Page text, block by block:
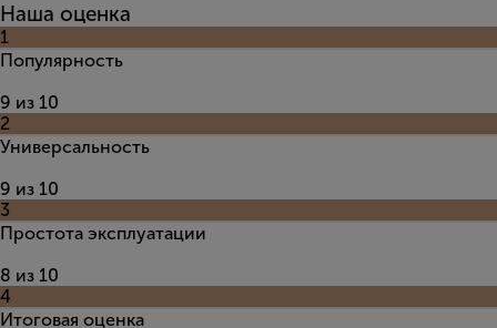
Наша оценка
1
Популярность
9 из 10
2
Универсальность
9 из 10
3
Простота эксплуатации
8 из 10
4
Итоговая оценка